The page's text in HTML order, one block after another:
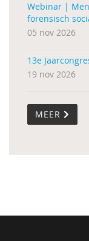
Webinar |
forensisch
05 nov 2026
13e
19 nov 2026
MEER